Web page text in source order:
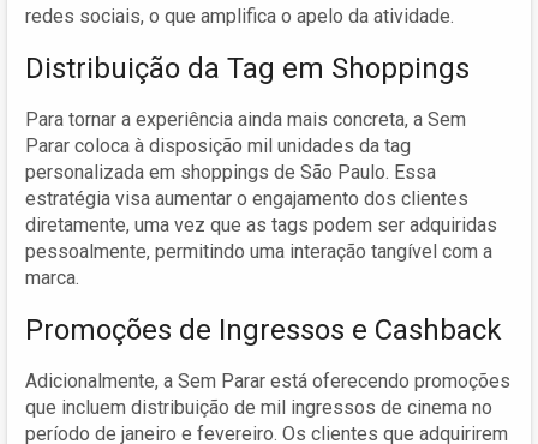
redes sociais, o que amplifica o apelo da atividade.
Distribuição da Tag em Shoppings
Para tornar a experiência ainda mais concreta, a Sem
Parar coloca à disposição mil unidades da tag
personalizada em shoppings de São Paulo. Essa
estratégia visa aumentar o engajamento dos clientes
diretamente, uma vez que as tags podem ser adquiridas
pessoalmente, permitindo uma interação tangível com a
marca.
Promoções de Ingressos e Cashback
Adicionalmente, a Sem Parar está oferecendo promoções
que incluem distribuição de mil ingressos de cinema no
período de janeiro e fevereiro. Os clientes que adquirirem